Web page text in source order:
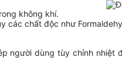
không khí.
các chất độc như
người dùng tùy chỉnh nhiệt